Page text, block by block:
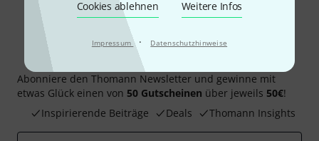
Cookies ablehnen Weitere Infos
Impressum · Datenschutzhinweise
Thomann Newsletter
Abonniere den Thomann Newsletter und gewinne mit
etwas Glück einen von 50 Gutscheinen über jeweils 50€!
Inspirierende Beiträge
Deals Thomann Insights